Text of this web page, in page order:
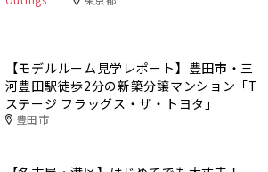
【モデルルーム見学レポート】豊田市・三
河豊田駅徒歩2分の新築分譲マンション「T
ステージ フラッグス・ザ・トヨタ」
豊田市